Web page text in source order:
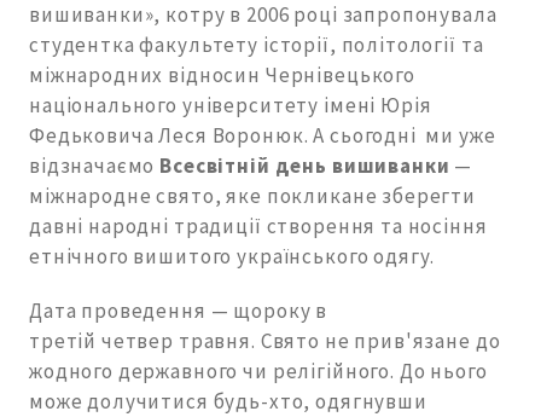
вишиванки», котру в 2006 році запропонувала
студентка факультету історії, політології та
міжнародних відносин Чернівецького
національного університету імені Юрія
Федьковича Леся Воронюк. А сьогодні ми уже
відзначаємо Всесвітній день вишиванки —
міжнародне свято, яке покликане зберегти
давні народні традиції створення та носіння
етнічного вишитого українського одягу.
Дата проведення — щороку в
третій четвер травня. Свято не прив'язане до
жодного державного чи релігійного. До нього
може долучитися будь-хто, одягнувши